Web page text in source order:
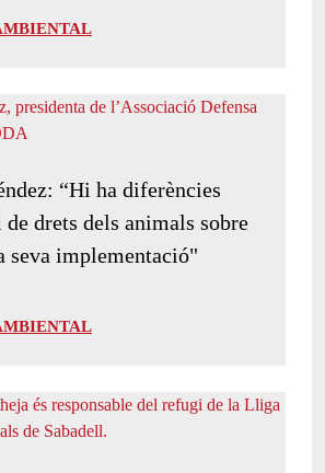
“Hi ha diferències
drets dels animals sobre
seva implementació"